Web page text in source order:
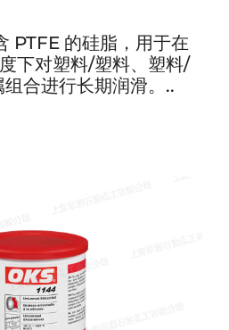
PTFE 的硅脂，用于在
下对塑料/塑料、塑料/
合进行长期润滑。..